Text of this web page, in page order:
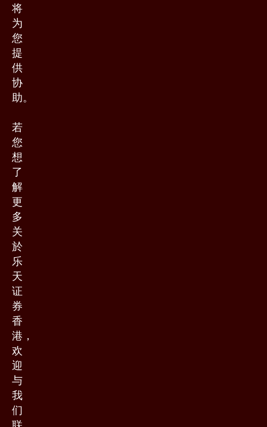
将
为
您
提
供
协
助。
若
您
想
了
解
更
多
关
於
乐
天
证
券
香
港，
欢
迎
与
我
们